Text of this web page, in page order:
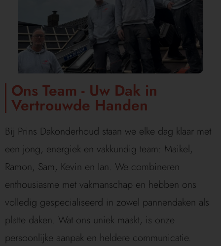
Ons Team - Uw Dak in
Vertrouwde Handen
Bij Prins Dakonderhoud staan we elke dag klaar met
een jong, energiek en vakkundig team: Maikel,
Ramon, Sam, Kevin en Ian. We combineren
enthousiasme met vakmanschap en hebben ons
volledig gespecialiseerd in zowel pannendaken als
platte daken. Wat ons uniek maakt, is onze
persoonlijke aanpak en heldere communicatie.